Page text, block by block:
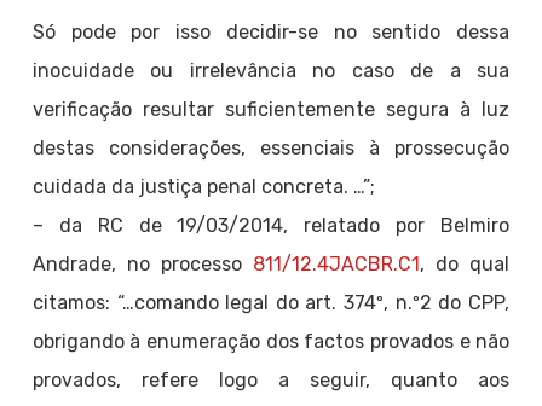
Só pode por isso decidir-se no sentido dessa
inocuidade ou irrelevância no caso de a sua
verificação resultar suficientemente segura à luz
destas considerações, essenciais à prossecução
cuidada da justiça penal concreta. …”;
– da RC de 19/03/2014, relatado por Belmiro
Andrade, no processo 811/12.4JACBR.C1, do qual
citamos: “…comando legal do art. 374º, n.º2 do CPP,
obrigando à enumeração dos factos provados e não
provados, refere logo a seguir, quanto aos